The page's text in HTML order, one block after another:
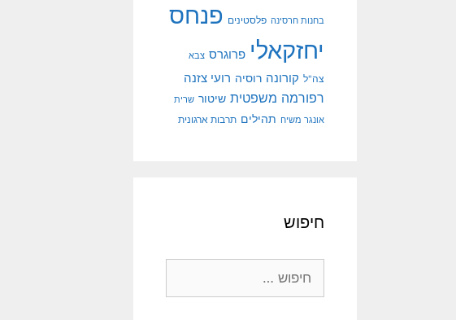
בחנות חרסינה פלסטינים פנחס
יחזקאלי פרוגרס צבא
צה"ל קורונה רוסיה רועי צזנה
רפורמה משפטית שיטור שרית
אונגר משיח תהילים תרבות ארגונית
חיפוש